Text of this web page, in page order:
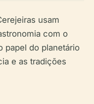
usam
com o
papel do planetário
e as tradições